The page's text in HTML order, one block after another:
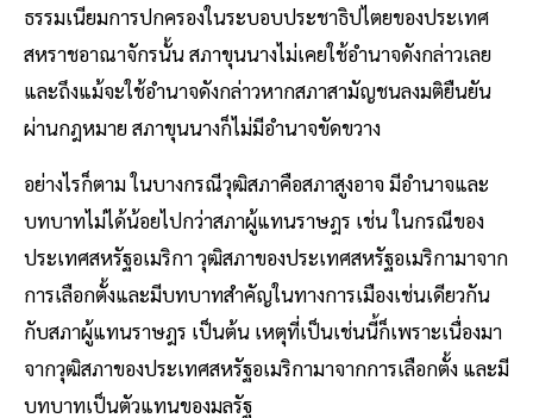
ธรรมเนียมการปกครองในระบอบประชาธิปไตยของประเทศ
สหราชอาณาจักรนั้น สภาขุนนางไม่เคยใช้อำนาจดังกล่าวเลย
และถึงแม้จะใช้อำนาจดังกล่าวหากสภาสามัญชนลงมติยืนยัน
ผ่านกฎหมาย สภาขุนนางก็ไม่มีอำนาจขัดขวาง
อย่างไรก็ตาม ในบางกรณีวุฒิสภาคือสภาสูงอาจ มีอำนาจและ
บทบาทไม่ได้น้อยไปกว่าสภาผู้แทนราษฎร เช่น ในกรณีของ
ประเทศสหรัฐอเมริกา วุฒิสภาของประเทศสหรัฐอเมริกามาจาก
การเลือกตั้งและมีบทบาทสำคัญในทางการเมืองเช่นเดียวกัน
กับสภาผู้แทนราษฎร เป็นต้น เหตุที่เป็นเช่นนี้ก็เพราะเนื่องมา
จากวุฒิสภาของประเทศสหรัฐอเมริกามาจากการเลือกตั้ง และมี
บทบาทเป็นตัวแทนของมลรัฐ